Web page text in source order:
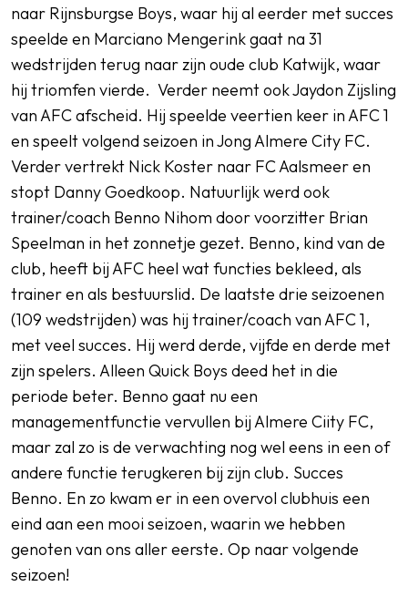
naar Rijnsburgse Boys, waar hij al eerder met succes
speelde en Marciano Mengerink gaat na 31
wedstrijden terug naar zijn oude club Katwijk, waar
hij triomfen vierde. Verder neemt ook Jaydon Zijsling
van AFC afscheid. Hij speelde veertien keer in AFC 1
en speelt volgend seizoen in Jong Almere City FC.
Verder vertrekt Nick Koster naar FC Aalsmeer en
stopt Danny Goedkoop. Natuurlijk werd ook
trainer/coach Benno Nihom door voorzitter Brian
Speelman in het zonnetje gezet. Benno, kind van de
club, heeft bij AFC heel wat functies bekleed, als
trainer en als bestuurslid. De laatste drie seizoenen
(109 wedstrijden) was hij trainer/coach van AFC 1,
met veel succes. Hij werd derde, vijfde en derde met
zijn spelers. Alleen Quick Boys deed het in die
periode beter. Benno gaat nu een
managementfunctie vervullen bij Almere Ciity FC,
maar zal zo is de verwachting nog wel eens in een of
andere functie terugkeren bij zijn club. Succes
Benno. En zo kwam er in een overvol clubhuis een
eind aan een mooi seizoen, waarin we hebben
genoten van ons aller eerste. Op naar volgende
seizoen!